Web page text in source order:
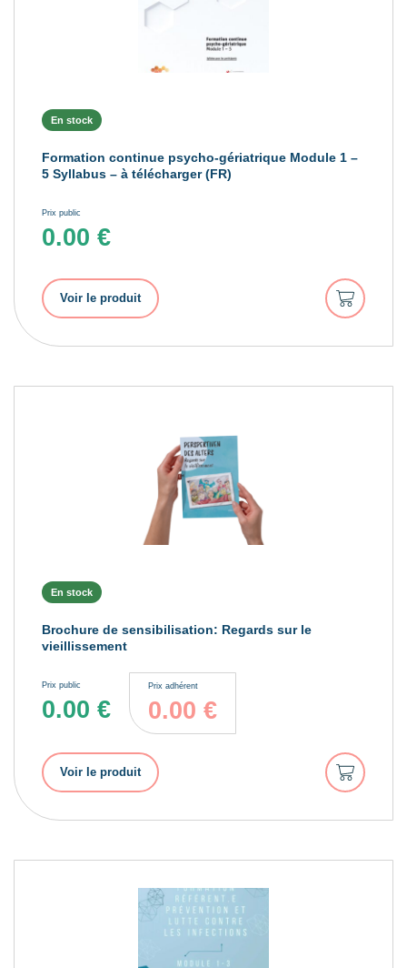
En stock
Formation continue psycho-gériatrique Module 1 –
5 Syllabus – à télécharger (FR)
Prix public
0.00 €
Voir le produit
Ajouter
au
panier
En stock
Brochure de sensibilisation: Regards sur le
vieillissement
Prix public
0.00 €
Prix adhérent
0.00 €
Voir le produit
Ajouter
au
panier